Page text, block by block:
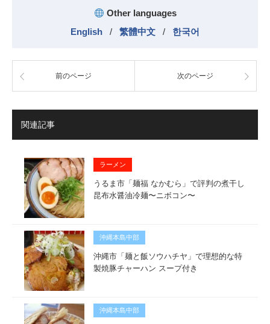
Other languages
English
/ 繁體中文 / 한국어
前のページ 次のページ
関連記事
ラーメン
うるま市「麺福 なかむら」で評判の煮干し
昆布水醤油冷麺〜ニボコン〜
沖縄本島中部
沖縄市「麺と飯ソウハチヤ」で理想的な特
製焼豚チャーハン スープ付き
沖縄本島中部